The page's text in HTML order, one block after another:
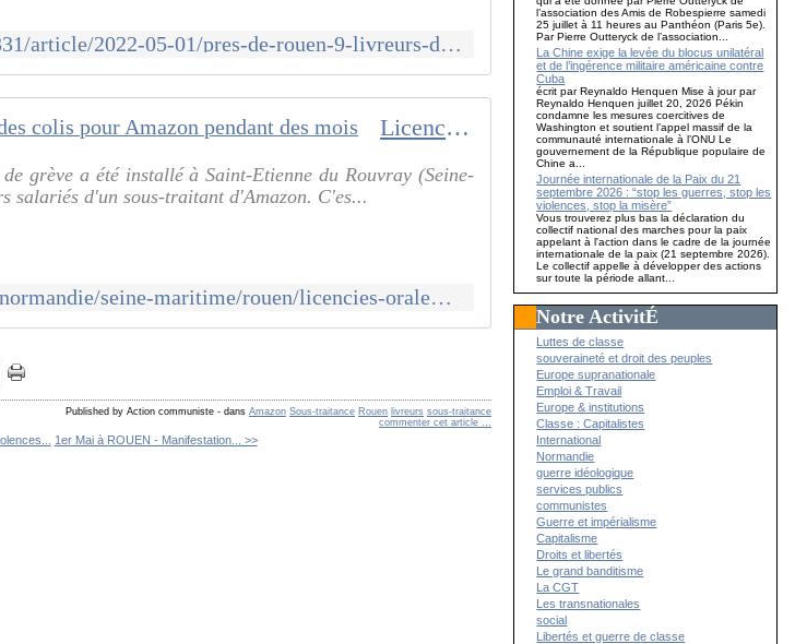
https://www.paris-normandie.fr/id302331/article/2022-05-01/pres-de-rouen-9-livreurs-dun-sous-traitant-damazon-se-mobilisent-pour-faire
Licenciés oralement après avoir livré des colis pour Amazon pendant des mois
grève a été installé à Saint-Etienne du Rouvray (Seine-
salariés d'un sous-traitant d'Amazon. C'es...
https://france3-regions.francetvinfo.fr/normandie/seine-maritime/rouen/licencies-oralement-apres-avoir-livre-des-colis-pour-amazon-pendant-des-mois-2533348.html
Published by Action communiste - dansAmazon Sous-traitance Rouen livreurs sous-traitance
commenter cet article
1er Mai à ROUEN - Manifestation... >>
l’association des Amis de Robespierre samedi
25 juillet à 11 heures au Panthéon (Paris 5e).
Par Pierre Outteryck de l’association...
La Chine exige la levée du blocus unilatéral
et de l’ingérence militaire américaine contre
Cuba
écrit par Reynaldo Henquen Mise à jour par
Reynaldo Henquen juillet 20, 2026 Pékin
condamne les mesures coercitives de
Washington et soutient l’appel massif de la
communauté internationale à l’ONU Le
gouvernement de la République populaire de
Chine a...
Journée internationale de la Paix du 21
septembre 2026 : “stop les guerres, stop les
violences, stop la misère”
Vous trouverez plus bas la déclaration du
collectif national des marches pour la paix
appelant à l'action dans le cadre de la journée
internationale de la paix (21 septembre 2026).
Le collectif appelle à développer des actions
sur toute la période allant...
Notre ActivitÉ
Luttes de classe
souveraineté et droit des peuples
Europe supranationale
Emploi & Travail
Europe & institutions
Classe : Capitalistes
International
Normandie
guerre idéologique
services publics
communistes
Guerre et impérialisme
Capitalisme
Droits et libertés
Le grand banditisme
La CGT
Les transnationales
social
Libertés et guerre de classe